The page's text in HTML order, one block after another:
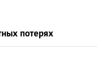
потерях